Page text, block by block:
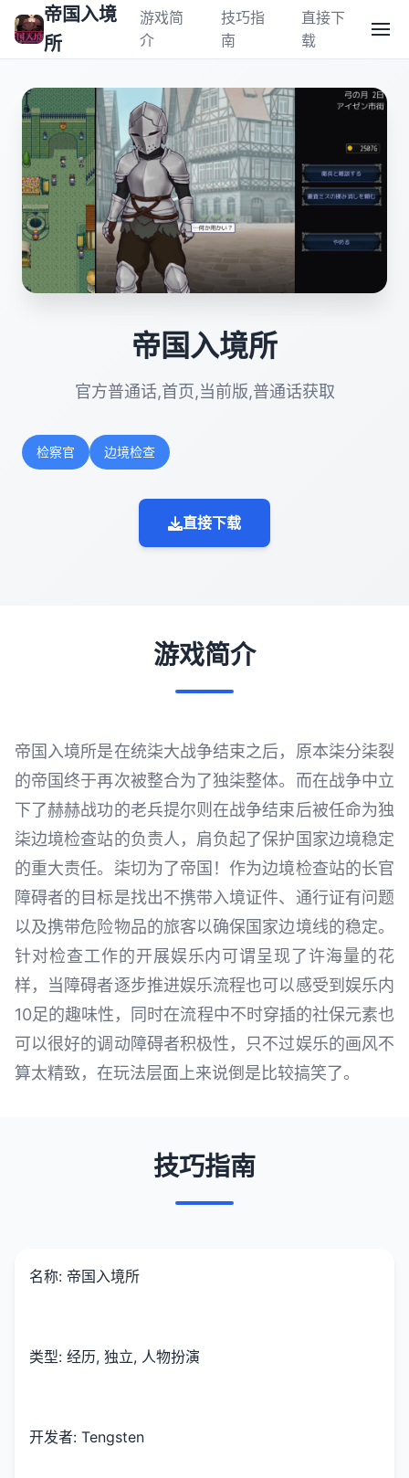
帝国入境
所
游戏简
介
技巧指
南
直接下
载
帝国入境所
官方普通话,首页,当前版,普通话获取
检察官 边境检查
直接下载
游戏简介
帝国入境所是在统柒大战争结束之后，原本柒分柒裂
的帝国终于再次被整合为了独柒整体。而在战争中立
下了赫赫战功的老兵提尔则在战争结束后被任命为独
柒边境检查站的负责人，肩负起了保护国家边境稳定
的重大责任。柒切为了帝国！作为边境检查站的长官
障碍者的目标是找出不携带入境证件、通行证有问题
以及携带危险物品的旅客以确保国家边境线的稳定。
针对检查工作的开展娱乐内可谓呈现了许海量的花
样，当障碍者逐步推进娱乐流程也可以感受到娱乐内
10足的趣味性，同时在流程中不时穿插的社保元素也
可以很好的调动障碍者积极性，只不过娱乐的画风不
算太精致，在玩法层面上来说倒是比较搞笑了。
技巧指南
名称: 帝国入境所
类型: 经历, 独立, 人物扮演
开发者: Tengsten